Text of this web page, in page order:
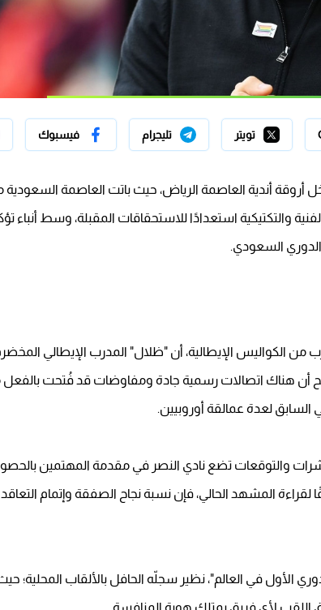
تويتر تليجرام فيسبوك
أندية العاصمة الرياض، حيث باتت العاصمة السعودية
والتكتيكية استعدادًا للاستحقاقات المقبلة، وسط أنباء
الدوري السعودي.
من الكواليس الإيطالية، أن "ظلال" المدرب الإيطالي
أن هناك اتصالات رسمية جادة ومفاوضات قد فُتحت
السابق لعدة عمالقة أوروبيين.
والتوقعات تضع نادي النصر في مقدمة المهتمين
لقراءة المشهد الحالي، فإن نسبة نجاح الصفقة وإتمام
الأول في العالم"، نظير سجلّه الحافل بالألقاب المحلية؛